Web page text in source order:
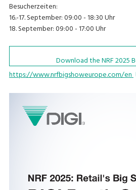
Besucherzeiten:
16.-17. September: 09:00 - 18:30 Uhr
18. September: 09:00 - 17:00 Uhr
Download the NRF 2025
https://www.nrfbigshoweurope.com/en